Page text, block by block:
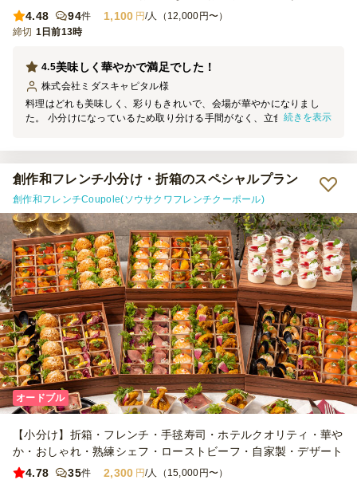
4.48
94件 1,100 円/人（12,000円〜）
締切 1日前13時
美味しく華やかで満足でした！
4.5
株式会社ミダスキャピタル様
料理はどれも美味しく、彩りもきれいで、会場が華やかになりまし
た。 小分けになっているため取り分ける手間がなく、立食形式でも
続きを表示
創作和フレンチ小分け・折箱のスペシャルプラン
創作和フレンチCoupole(ソウサクワフレンチクーポール)
オードブル
【小分け】折箱・フレンチ・手毬寿司・ホテルクオリティ・華や
か・おしゃれ・熟練シェフ・ローストビーフ・自家製・デザート
4.78
35件 2,300 円/人（15,000円〜）